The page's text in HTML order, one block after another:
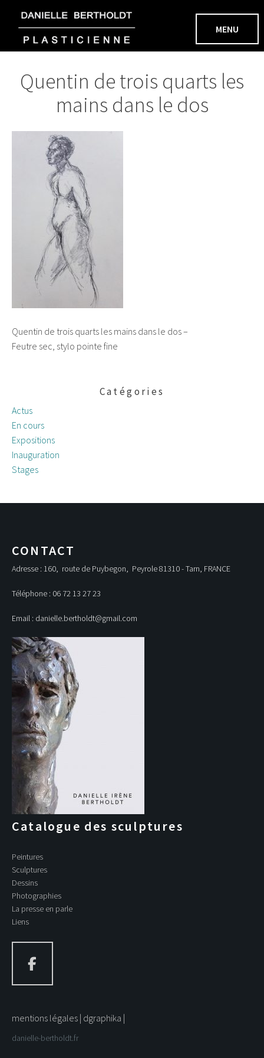
contenu
MENU
Quentin de trois quarts les
mains dans le dos
Quentin de trois quarts les mains dans le dos –
Feutre sec, stylo pointe fine
Catégories
Actus
En cours
Expositions
Inauguration
Stages
CONTACT
Adresse : 160, route de Puybegon, Peyrole 81310 - Tarn, FRANCE
Téléphone : 06 72 13 27 23
Email : danielle.bertholdt@gmail.com
Catalogue des sculptures
Peintures
Sculptures
Dessins
Photographies
La presse en parle
Liens
mentions légales dgraphika
danielle-bertholdt.fr